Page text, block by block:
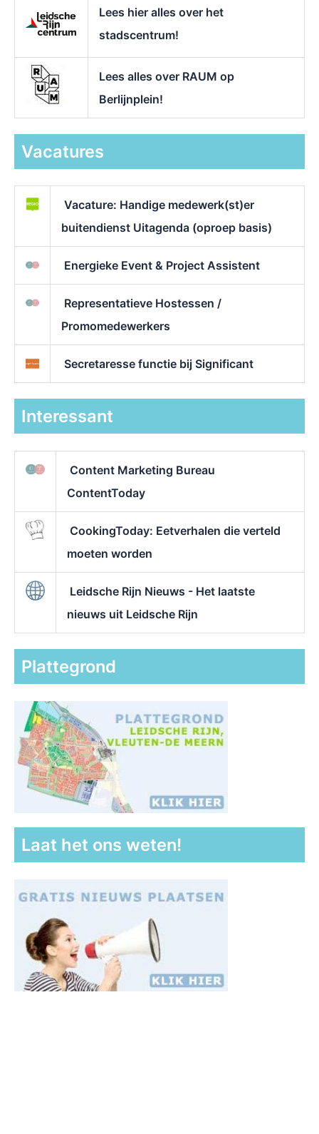
Lees hier alles over het
stadscentrum!
Lees alles over RAUM op
Berlijnplein!
Vacatures
Vacature: Handige medewerk(st)er
buitendienst Uitagenda (oproep basis)
Energieke Event & Project Assistent
Representatieve Hostessen /
Promomedewerkers
Secretaresse functie bij Significant
Interessant
Content Marketing Bureau
ContentToday
CookingToday: Eetverhalen die verteld
moeten worden
Leidsche Rijn Nieuws - Het laatste
nieuws uit Leidsche Rijn
Plattegrond
Laat het ons weten!